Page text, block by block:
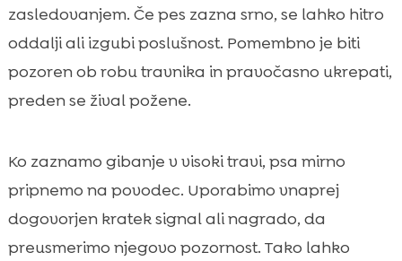
zasledovanjem. Če pes zazna srno, se lahko hitro
oddalji ali izgubi poslušnost. Pomembno je biti
pozoren ob robu travnika in pravočasno ukrepati,
preden se žival požene.
Ko zaznamo gibanje v visoki travi, psa mirno
pripnemo na povodec. Uporabimo vnaprej
dogovorjen kratek signal ali nagrado, da
preusmerimo njegovo pozornost. Tako lahko